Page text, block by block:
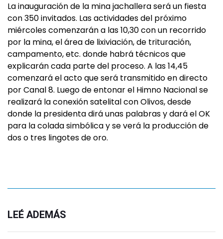
La inauguración de la mina jachallera será un fiesta
con 350 invitados. Las actividades del próximo
miércoles comenzarán a las 10,30 con un recorrido
por la mina, el área de lixiviación, de trituración,
campamento, etc. donde habrá técnicos que
explicarán cada parte del proceso. A las 14,45
comenzará el acto que será transmitido en directo
por Canal 8. Luego de entonar el Himno Nacional se
realizará la conexión satelital con Olivos, desde
donde la presidenta dirá unas palabras y dará el OK
para la colada simbólica y se verá la producción de
dos o tres lingotes de oro.
LEÉ ADEMÁS